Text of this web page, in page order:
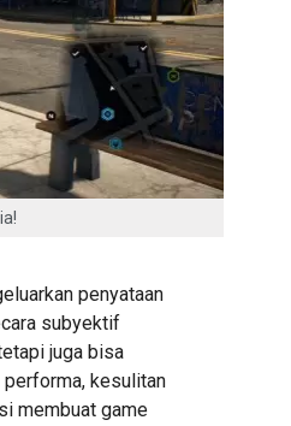
penyataan
subyektif
juga bisa
kesulitan
membuat game